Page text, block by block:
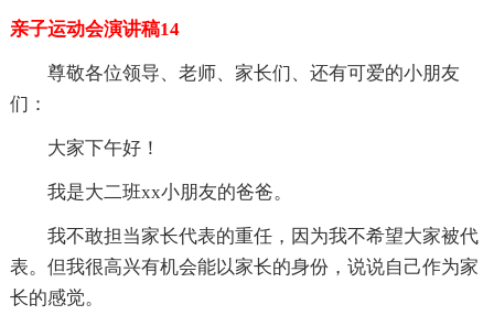
亲子运动会演讲稿14
尊敬各位领导、老师、家长们、还有可爱的小朋友
们：
大家下午好！
我是大二班xx小朋友的爸爸。
我不敢担当家长代表的重任，因为我不希望大家被代
表。但我很高兴有机会能以家长的身份，说说自己作为家
长的感觉。